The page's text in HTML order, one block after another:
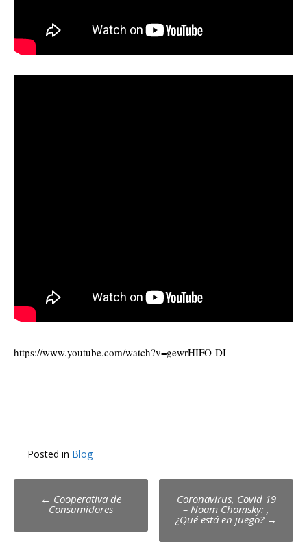
https://www.youtube.com/watch?v=gewrHIFO-DI
Posted in Blog
Post
navigation
← Cooperativa de
Consumidores
Coronavirus, Covid 19
– Noam Chomsky: ,
¿Qué está en juego?→